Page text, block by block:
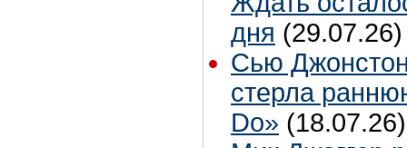
дня (29.07.26)
Сью
стерла
Do» (18.07.26)